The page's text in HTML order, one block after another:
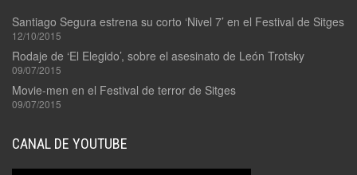
Santiago Segura estrena su corto ‘Nivel 7’ en el Festival de Sitges
12/10/2015
Rodaje de ‘El Elegido’, sobre el asesinato de León Trotsky
09/07/2015
Movie-men en el Festival de terror de Sitges
09/07/2015
CANAL DE YOUTUBE